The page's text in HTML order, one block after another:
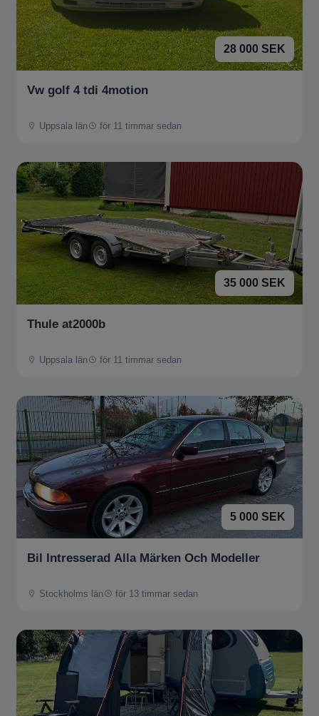
28 000 SEK
Vw golf 4 tdi 4motion
Uppsala län för 11 timmar sedan
35 000 SEK
Thule at2000b
Uppsala län för 11 timmar sedan
5 000 SEK
Bil Intresserad Alla Märken Och Modeller
Stockholms län för 13 timmar sedan